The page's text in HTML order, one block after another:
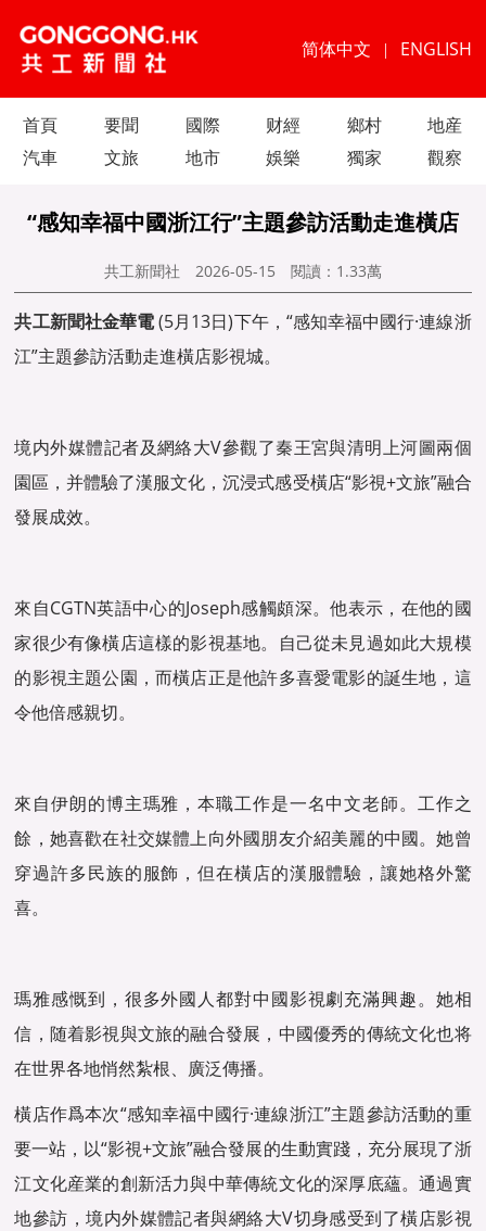
简体中文 | ENGLISH
首頁 要聞 國際 财經 鄉村
地産
汽車
文旅 地市 娛樂 獨家 觀察
“感知幸福中國浙江行”主題參訪活動走進橫店
共工新聞社 2026-05-15 閱讀： 1.33萬
共工新聞社金華電(5月13日)下午，“感知幸福中國行·連線浙
江”主題參訪活動走進橫店影視城。
境内外媒體記者及網絡大V參觀了秦王宮與清明上河圖兩個
園區，并體驗了漢服文化，沉浸式感受橫店“影視+文旅”融合
發展成效。
來自CGTN英語中心的Joseph感觸頗深。他表示，在他的國
家很少有像橫店這樣的影視基地。自己從未見過如此大規模
的影視主題公園，而橫店正是他許多喜愛電影的誕生地，這
令他倍感親切。
來自伊朗的博主瑪雅，本職工作是一名中文老師。工作之
餘，她喜歡在社交媒體上向外國朋友介紹美麗的中國。她曾
穿過許多民族的服飾，但在橫店的漢服體驗，讓她格外驚
喜。
瑪雅感慨到，很多外國人都對中國影視劇充滿興趣。她相
信，随着影視與文旅的融合發展，中國優秀的傳統文化也将
在世界各地悄然紮根、廣泛傳播。
橫店作爲本次“感知幸福中國行·連線浙江”主題參訪活動的重
要一站，以“影視+文旅”融合發展的生動實踐，充分展現了浙
江文化産業的創新活力與中華傳統文化的深厚底蘊。通過實
地參訪，境内外媒體記者與網絡大V切身感受到了橫店影視